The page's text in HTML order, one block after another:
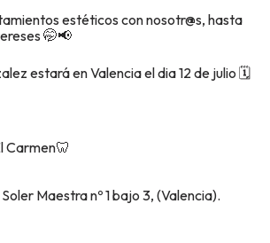
estéticos con nosotr@s, hasta
🤭📢
estará en Valencia el dia 12 de julio 🗓
Carmen🦷
Maestra nº 1 bajo 3, (Valencia).